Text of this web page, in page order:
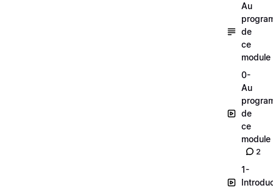
Au
de
ce
module
0-
Au
de
ce
module
2
1-